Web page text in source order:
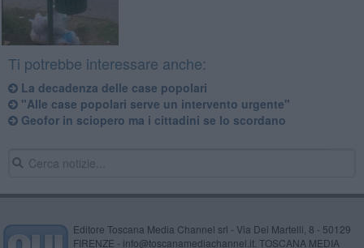
Ti potrebbe interessare anche:
La decadenza delle case popolari
"Alle case popolari serve un intervento urgente"
Geofor in sciopero ma i cittadini se lo scordano
Editore Toscana Media Channel srl - Via Dei Martelli, 8 - 50129
FIRENZE - info@toscanamediachannel.it. TOSCANA MEDIA